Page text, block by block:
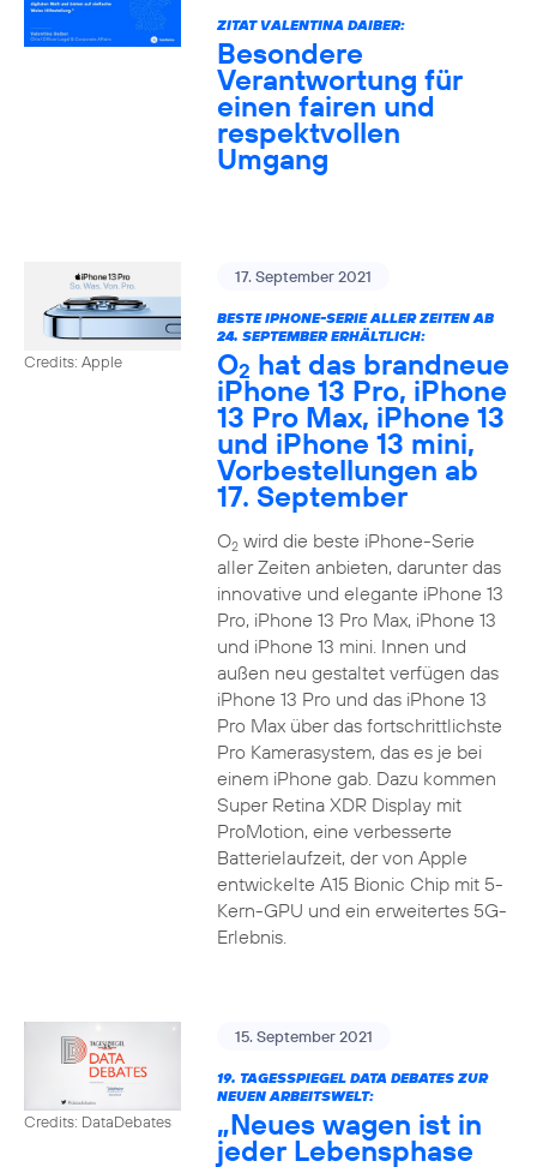
ZITAT VALENTINA DAIBER:
Besondere
Verantwortung für
einen fairen und
respektvollen
Umgang
Credits: Apple
17. September 2021
BESTE IPHONE-SERIE ALLER ZEITEN AB
24. SEPTEMBER ERHÄLTLICH:
O2 hat das brandneue
iPhone 13 Pro, iPhone
13 Pro Max, iPhone 13
und iPhone 13 mini,
Vorbestellungen ab
17. September
O2wird die beste iPhone-Serie
aller Zeiten anbieten, darunter das
innovative und elegante iPhone 13
Pro, iPhone 13 Pro Max, iPhone 13
und iPhone 13 mini. Innen und
außen neu gestaltet verfügen das
iPhone 13 Pro und das iPhone 13
Pro Max über das fortschrittlichste
Pro Kamerasystem, das es je bei
einem iPhone gab. Dazu kommen
Super Retina XDR Display mit
ProMotion, eine verbesserte
Batterielaufzeit, der von Apple
entwickelte A15 Bionic Chip mit 5-
Kern-GPU und ein erweitertes 5G-
Erlebnis.
Credits: DataDebates
15. September 2021
19. TAGESSPIEGEL DATA DEBATES ZUR
NEUEN ARBEITSWELT:
„Neues wagen ist in
jeder Lebensphase